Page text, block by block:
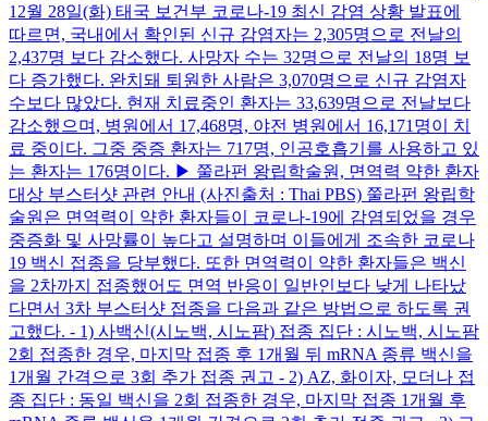
12월 28일(화) 태국 보건부 코로나-19 최신 감염 상황 발표에
따르면, 국내에서 확인된 신규 감염자는 2,305명으로 전날의
2,437명 보다 감소했다. 사망자 수는 32명으로 전날의 18명 보
다 증가했다. 완치돼 퇴원한 사람은 3,070명으로 신규 감염자
수보다 많았다. 현재 치료중인 환자는 33,639명으로 전날보다
감소했으며, 병원에서 17,468명, 야전 병원에서 16,171명이 치
료 중이다. 그중 중증 환자는 717명, 인공호흡기를 사용하고 있
는 환자는 176명이다. ▶ 쭐라펀 왕립학술원, 면역력 약한 환자
대상 부스터샷 관련 안내 (사진출처 : Thai PBS) 쭐라펀 왕립학
술원은 면역력이 약한 환자들이 코로나-19에 감염되었을 경우
중증화 및 사망률이 높다고 설명하며 이들에게 조속한 코로나
19 백신 접종을 당부했다. 또한 면역력이 약한 환자들은 백신
을 2차까지 접종했어도 면역 반응이 일반인보다 낮게 나타났
다면서 3차 부스터샷 접종을 다음과 같은 방법으로 하도록 권
고했다. - 1) 사백신(시노백, 시노팜) 접종 집단 : 시노백, 시노팜
2회 접종한 경우, 마지막 접종 후 1개월 뒤 mRNA 종류 백신을
1개월 간격으로 3회 추가 접종 권고 - 2) AZ, 화이자, 모더나 접
종 집단 : 동일 백신을 2회 접종한 경우, 마지막 접종 1개월 후